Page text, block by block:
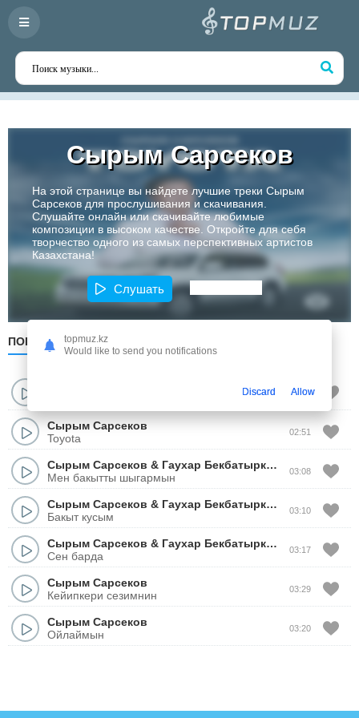
Сырым Сарсеков
На этой странице вы найдете лучшие треки Сырым
Сарсеков для прослушивания и скачивания.
Слушайте онлайн или скачивайте любимые
композиции в высоком качестве. Откройте для себя
творчество одного из самых перспективных артистов
Казахстана!
Слушать
ПОПУЛЯРНЫЕ
03:01
Сырым Сарсеков
Toyota
02:51
Сырым Сарсеков & Гаухар Бекбатыркызы
Мен бакытты шыгармын
03:08
Сырым Сарсеков & Гаухар Бекбатыркызы
Бакыт кусым
03:10
Сырым Сарсеков & Гаухар Бекбатыркызы
Сен барда
03:17
Сырым Сарсеков
Кейипкери сезимнин
03:29
Сырым Сарсеков
Ойлаймын
03:20
topmuz.kz
Would like to send you notifications
Discard Allow